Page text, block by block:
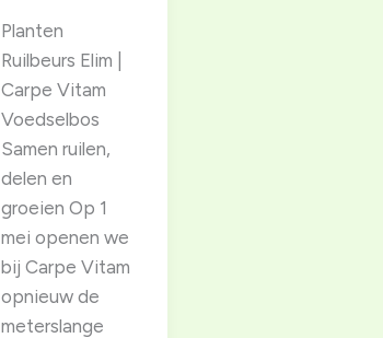
Planten
Ruilbeurs Elim |
Carpe Vitam
Voedselbos
Samen ruilen,
delen en
groeien Op 1
mei openen we
bij Carpe Vitam
opnieuw de
meterslange